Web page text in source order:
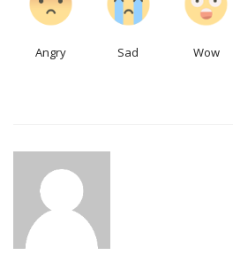
Angry Sad Wow